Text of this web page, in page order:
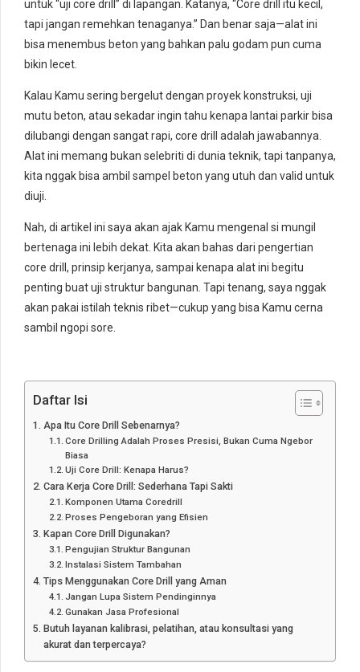
untuk “uji core drill” di lapangan. Katanya, “Core drill itu kecil,
tapi jangan remehkan tenaganya.” Dan benar saja—alat ini
bisa menembus beton yang bahkan palu godam pun cuma
bikin lecet.
Kalau Kamu sering bergelut dengan proyek konstruksi, uji
mutu beton, atau sekadar ingin tahu kenapa lantai parkir bisa
dilubangi dengan sangat rapi, core drill adalah jawabannya.
Alat ini memang bukan selebriti di dunia teknik, tapi tanpanya,
kita nggak bisa ambil sampel beton yang utuh dan valid untuk
diuji.
Nah, di artikel ini saya akan ajak Kamu mengenal si mungil
bertenaga ini lebih dekat. Kita akan bahas dari pengertian
core drill, prinsip kerjanya, sampai kenapa alat ini begitu
penting buat uji struktur bangunan. Tapi tenang, saya nggak
akan pakai istilah teknis ribet—cukup yang bisa Kamu cerna
sambil ngopi sore.
Daftar Isi
Apa Itu Core Drill Sebenarnya?
Core Drilling Adalah Proses Presisi, Bukan Cuma Ngebor
Biasa
Uji Core Drill: Kenapa Harus?
Cara Kerja Core Drill: Sederhana Tapi Sakti
Komponen Utama Coredrill
Proses Pengeboran yang Efisien
Kapan Core Drill Digunakan?
Pengujian Struktur Bangunan
Instalasi Sistem Tambahan
Tips Menggunakan Core Drill yang Aman
Jangan Lupa Sistem Pendinginnya
Gunakan Jasa Profesional
Butuh layanan kalibrasi, pelatihan, atau konsultasi yang
akurat dan terpercaya?